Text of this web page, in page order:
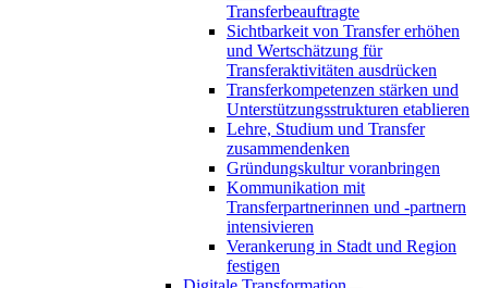
Transferbeauftragte
Sichtbarkeit von Transfer erhöhen
und Wertschätzung für
Transferaktivitäten ausdrücken
Transferkompetenzen stärken und
Unterstützungsstrukturen etablieren
Lehre, Studium und Transfer
zusammendenken
Gründungskultur voranbringen
Kommunikation mit
Transferpartnerinnen und -partnern
intensivieren
Verankerung in Stadt und Region
festigen